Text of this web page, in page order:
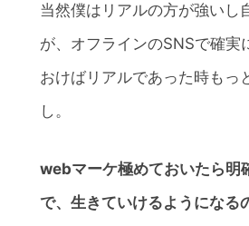
当然僕はリアルの方が強いし
が、オフラインのSNSで確実
おけばリアルであった時もっ
し。
webマーケ極めておいたら明
で、生きていけるようになる